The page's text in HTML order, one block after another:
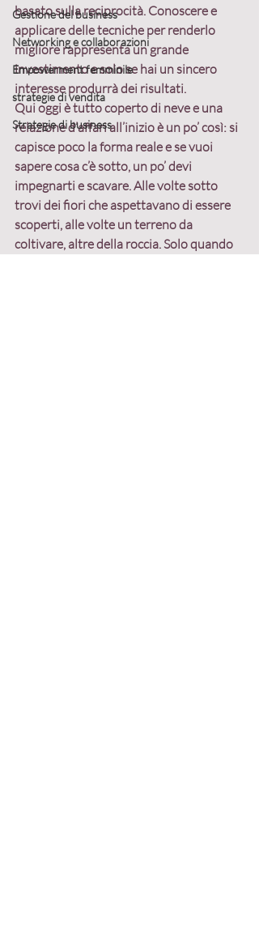
Gestione del business
Networking e collaborazioni
Empowerment femminile
strategie di vendita
Strategie di business
basato sulla reciprocità. Conoscere e
applicare delle tecniche per renderlo
migliore rappresenta un grande
investimento e solo se hai un sincero
interesse produrrà dei risultati.
Qui oggi è tutto coperto di neve e una
relazione d’affari all’inizio è un po’ così: si
capisce poco la forma reale e se vuoi
sapere cosa c’è sotto, un po’ devi
impegnarti e scavare. Alle volte sotto
trovi dei fiori che aspettavano di essere
scoperti, alle volte un terreno da
coltivare, altre della roccia. Solo quando